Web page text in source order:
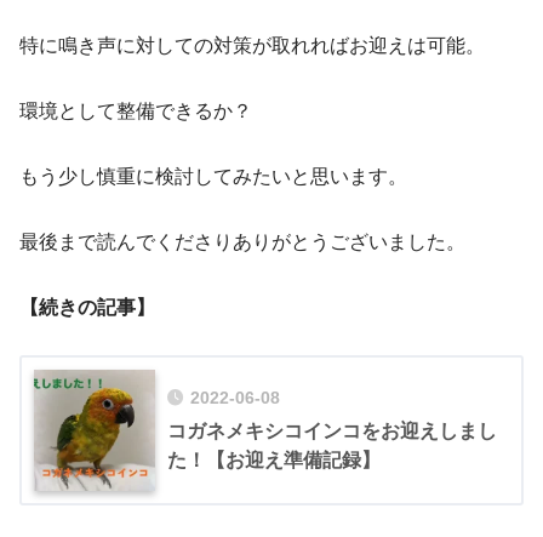
特に鳴き声に対しての対策が取れればお迎えは可能。
環境として整備できるか？
もう少し慎重に検討してみたいと思います。
最後まで読んでくださりありがとうございました。
【続きの記事】
2022-06-08
コガネメキシコインコをお迎えしまし
た！【お迎え準備記録】